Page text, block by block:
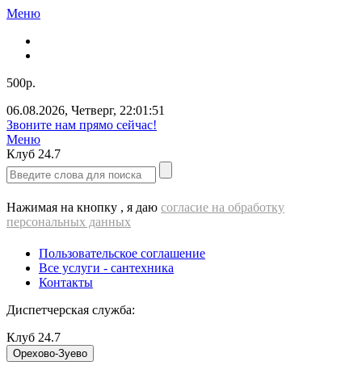
Меню
500р.
06.08.2026, Четверг, 22:01:51
Звоните нам прямо сейчас!
Меню
Клуб 24.7
Нажимая на кнопку , я даю согласие на обработку
персональных данных
Пользовательское соглашение
Все услуги - cантехника
Контакты
Диспетчерская служба:
Клуб 24.7
Орехово-Зуево